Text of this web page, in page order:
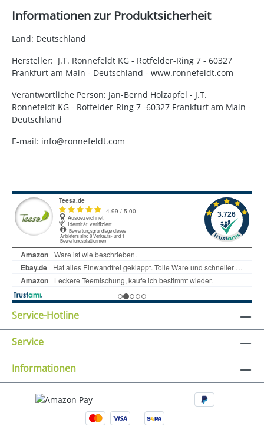
Informationen zur Produktsicherheit
Land: Deutschland
Hersteller: J.T. Ronnefeldt KG - Rotfelder-Ring 7 - 60327
Frankfurt am Main - Deutschland - www.ronnefeldt.com
Verantwortliche Person: Jan-Bernd Holzapfel - J.T.
Ronnefeldt KG - Rotfelder-Ring 7 -60327 Frankfurt am Main -
Deutschland
E-mail: info@ronnefeldt.com
Service-Hotline
Service
Informationen